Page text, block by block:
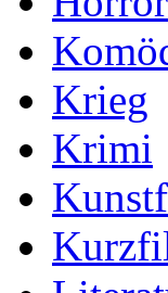
Krieg
Krimi